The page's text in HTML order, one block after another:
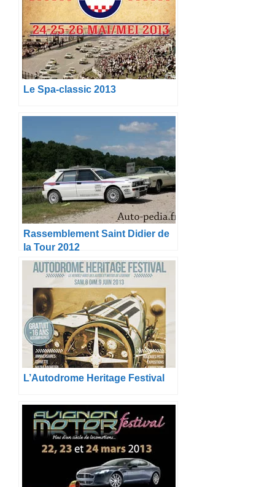
Le Spa-classic 2013
Rassemblement Saint Didier de
la Tour 2012
L’Autodrome Heritage Festival